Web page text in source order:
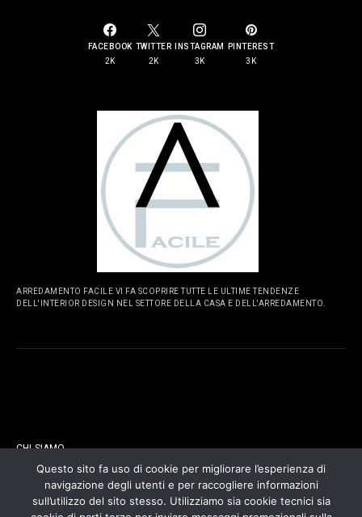
FACEBOOK
2K
TWITTER
2K
INSTAGRAM
3K
PINTEREST
3K
ARREDAMENTO FACILE VI FA SCOPRIRE TUTTE LE ULTIME TENDENZE
DELL'INTERIOR DESIGN NEL SETTORE DELLA CASA E DELL'ARREDAMENTO.
CHI SIAMO
CONTATTI
Questo sito fa uso di cookie per migliorare l’esperienza di
navigazione degli utenti e per raccogliere informazioni
sull’utilizzo del sito stesso. Utilizziamo sia cookie tecnici sia